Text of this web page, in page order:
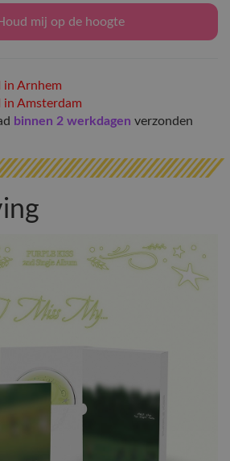
mij op de hoogte
in Arnhem
in Amsterdam
binnen 2 werkdagen verzonden